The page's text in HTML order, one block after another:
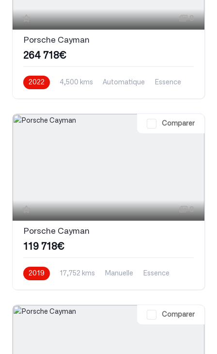
8
Porsche Cayman
264 718€
2022 4,500 kms Automatique Essence
Comparer
8
Porsche Cayman
119 718€
2019 17,752 kms Manuelle Essence
Comparer